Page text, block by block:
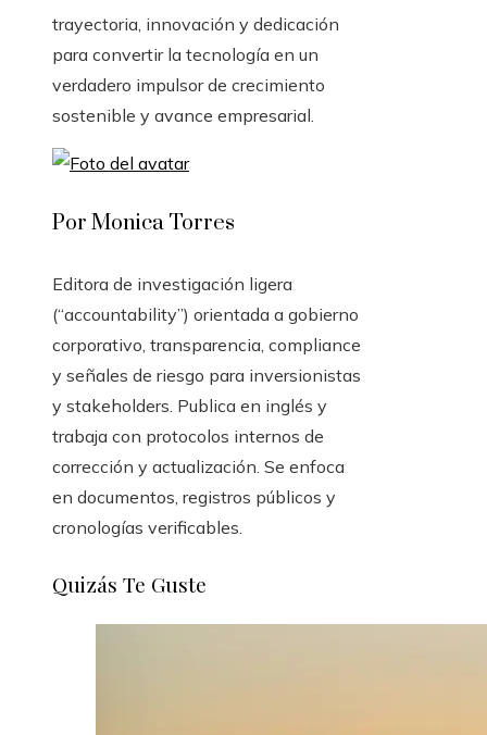
trayectoria, innovación y dedicación
para convertir la tecnología en un
verdadero impulsor de crecimiento
sostenible y avance empresarial.
Por Monica Torres
Editora de investigación ligera
(“accountability”) orientada a gobierno
corporativo, transparencia, compliance
y señales de riesgo para inversionistas
y stakeholders. Publica en inglés y
trabaja con protocolos internos de
corrección y actualización. Se enfoca
en documentos, registros públicos y
cronologías verificables.
Quizás Te Guste